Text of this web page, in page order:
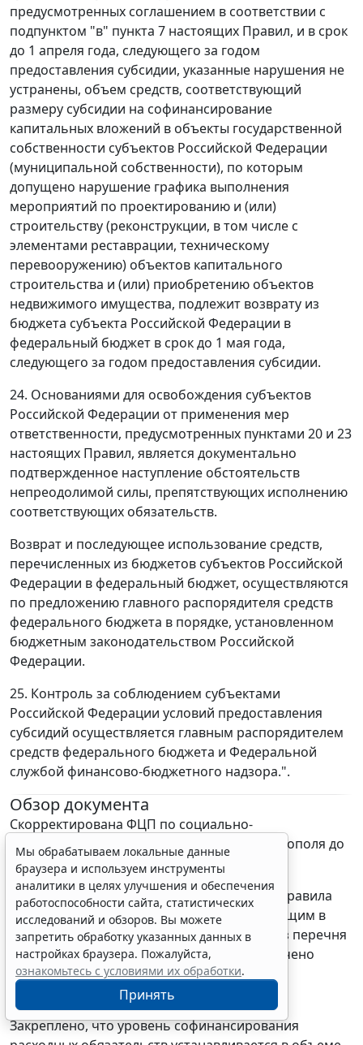
предусмотренных соглашением в соответствии с
подпунктом "в" пункта 7 настоящих Правил, и в срок
до 1 апреля года, следующего за годом
предоставления субсидии, указанные нарушения не
устранены, объем средств, соответствующий
размеру субсидии на софинансирование
капитальных вложений в объекты государственной
собственности субъектов Российской Федерации
(муниципальной собственности), по которым
допущено нарушение графика выполнения
мероприятий по проектированию и (или)
строительству (реконструкции, в том числе с
элементами реставрации, техническому
перевооружению) объектов капитального
строительства и (или) приобретению объектов
недвижимого имущества, подлежит возврату из
бюджета субъекта Российской Федерации в
федеральный бюджет в срок до 1 мая года,
следующего за годом предоставления субсидии.
24. Основаниями для освобождения субъектов
Российской Федерации от применения мер
ответственности, предусмотренных пунктами 20 и 23
настоящих Правил, является документально
подтвержденное наступление обстоятельств
непреодолимой силы, препятствующих исполнению
соответствующих обязательств.
Возврат и последующее использование средств,
перечисленных из бюджетов субъектов Российской
Федерации в федеральный бюджет, осуществляются
по предложению главного распорядителя средств
федерального бюджета в порядке, установленном
бюджетным законодательством Российской
Федерации.
25. Контроль за соблюдением субъектами
Российской Федерации условий предоставления
субсидий осуществляется главным распорядителем
средств федерального бюджета и Федеральной
службой финансово-бюджетного надзора.".
Обзор документа
Скорректирована ФЦП по социально-
экономическому развитию Крыма и Севастополя до
2020 г.
В частности, в новой редакции изложены правила
предоставления субсидий регионам, входящим в
состав Крымского федерального округа. Из перечня
направлений расходования средств исключено
развитие комплекса связи и массовых
Закреплено, что уровень софинансирования
Мы обрабатываем локальные данные
браузера и используем инструменты
аналитики в целях улучшения и обеспечения
работоспособности сайта, статистических
исследований и обзоров. Вы можете
запретить обработку указанных данных в
настройках браузера. Пожалуйста,
ознакомьтесь с условиями их обработки.
Принять